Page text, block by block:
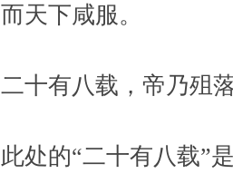
而天下咸服。
二十有八载，帝乃殂
此处的“二十有八载”